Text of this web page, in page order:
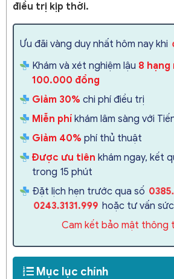
điều trị kịp thời.
Ưu đãi vàng duy nhất hôm nay khi
Khám và xét nghiệm lậu 8 hạng
100.000 đồng
Giảm 30% chi phí điều trị
Miễn phí khám lâm sàng với
Giảm 40% phí thủ thuật
Được ưu tiên khám ngay, kết
trong 15 phút
Đặt lịch hẹn trước qua số
0243.3131.999 hoặc tư vấn
Cam kết bảo mật thông
Mục lục chính